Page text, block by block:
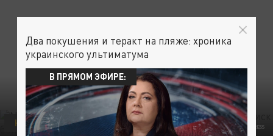
ФОТО: SERGEY ELAGIN/GLOBALLOOKPRESS
НАУКА
Два покушения и теракт на пляже: хроника
украинского ультиматума
В ПРЯМОМ ЭФИРЕ: